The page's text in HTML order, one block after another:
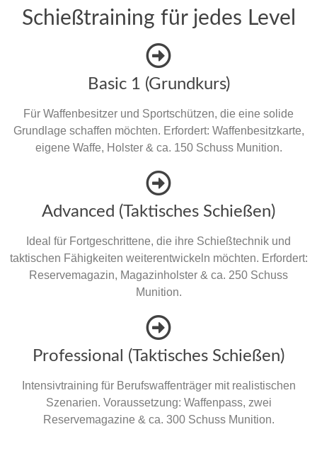
Schießtraining für jedes Level
Basic 1 (Grundkurs)
Für Waffenbesitzer und Sportschützen, die eine solide
Grundlage schaffen möchten. Erfordert: Waffenbesitzkarte,
eigene Waffe, Holster & ca. 150 Schuss Munition.
Advanced (Taktisches Schießen)
Ideal für Fortgeschrittene, die ihre Schießtechnik und
taktischen Fähigkeiten weiterentwickeln möchten. Erfordert:
Reservemagazin, Magazinholster & ca. 250 Schuss
Munition.
Professional (Taktisches Schießen)
Intensivtraining für Berufswaffenträger mit realistischen
Szenarien. Voraussetzung: Waffenpass, zwei
Reservemagazine & ca. 300 Schuss Munition.